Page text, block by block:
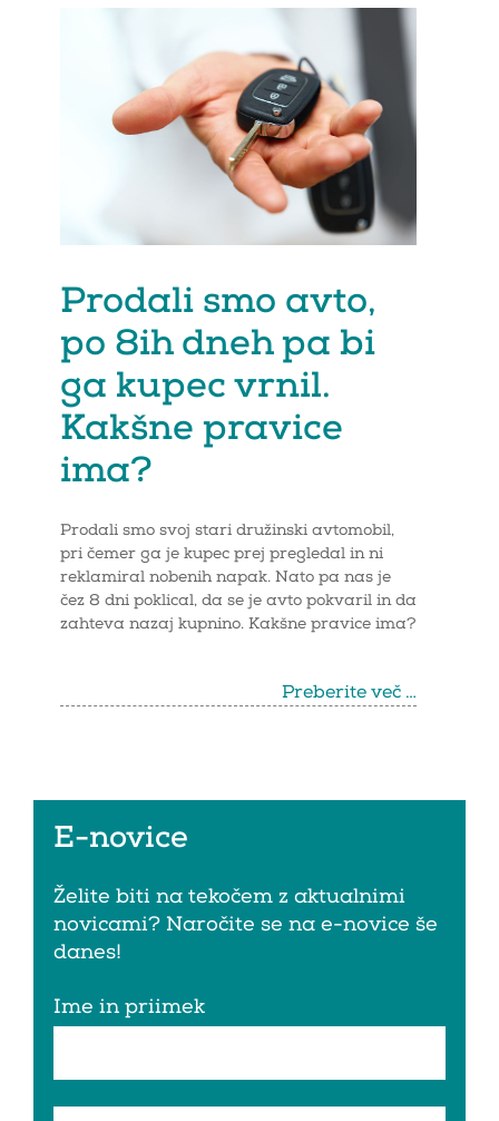
Prodali smo avto,
po 8ih dneh pa bi
ga kupec vrnil.
Kakšne pravice
ima?
Prodali smo svoj stari družinski avtomobil,
pri čemer ga je kupec prej pregledal in ni
reklamiral nobenih napak. Nato pa nas je
čez 8 dni poklical, da se je avto pokvaril in da
zahteva nazaj kupnino. Kakšne pravice ima?
Preberite več …
E-novice
Želite biti na tekočem z aktualnimi
novicami? Naročite se na e-novice še
danes!
Ime in priimek